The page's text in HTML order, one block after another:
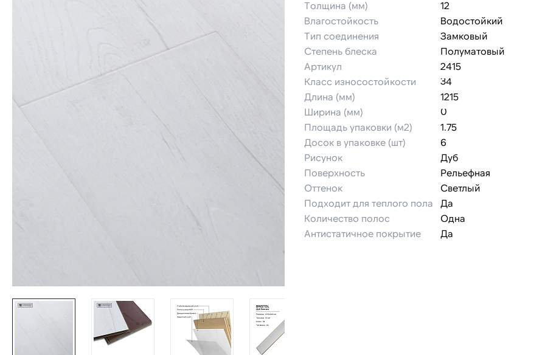
Толщина (мм)
12
Влагостойкость
Водостойкий
Тип соединения
Замковый
Степень блеска
Полуматовый
Артикул
2415
Класс износостойкости
34
Длина (мм)
1215
Ширина (мм)
0
Площадь упаковки (м2)
1.75
Досок в упаковке (шт)
6
Рисунок
Дуб
Поверхность
Рельефная
Оттенок
Светлый
Подходит для теплого пола
Да
Количество полос
Одна
Антистатичное покрытие
Да